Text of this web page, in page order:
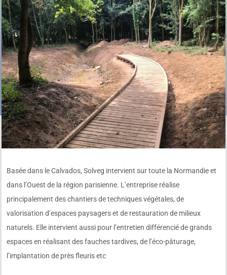
Basée dans le Calvados, Solveg intervient sur toute la Normandie et
dans l’Ouest de la région parisienne. L’entreprise réalise
principalement des chantiers de techniques végétales, de
valorisation d’espaces paysagers et de restauration de milieux
naturels. Elle intervient aussi pour l’entretien différencié de grands
espaces en réalisant des fauches tardives, de l’éco-pâturage,
l’implantation de près fleuris etc